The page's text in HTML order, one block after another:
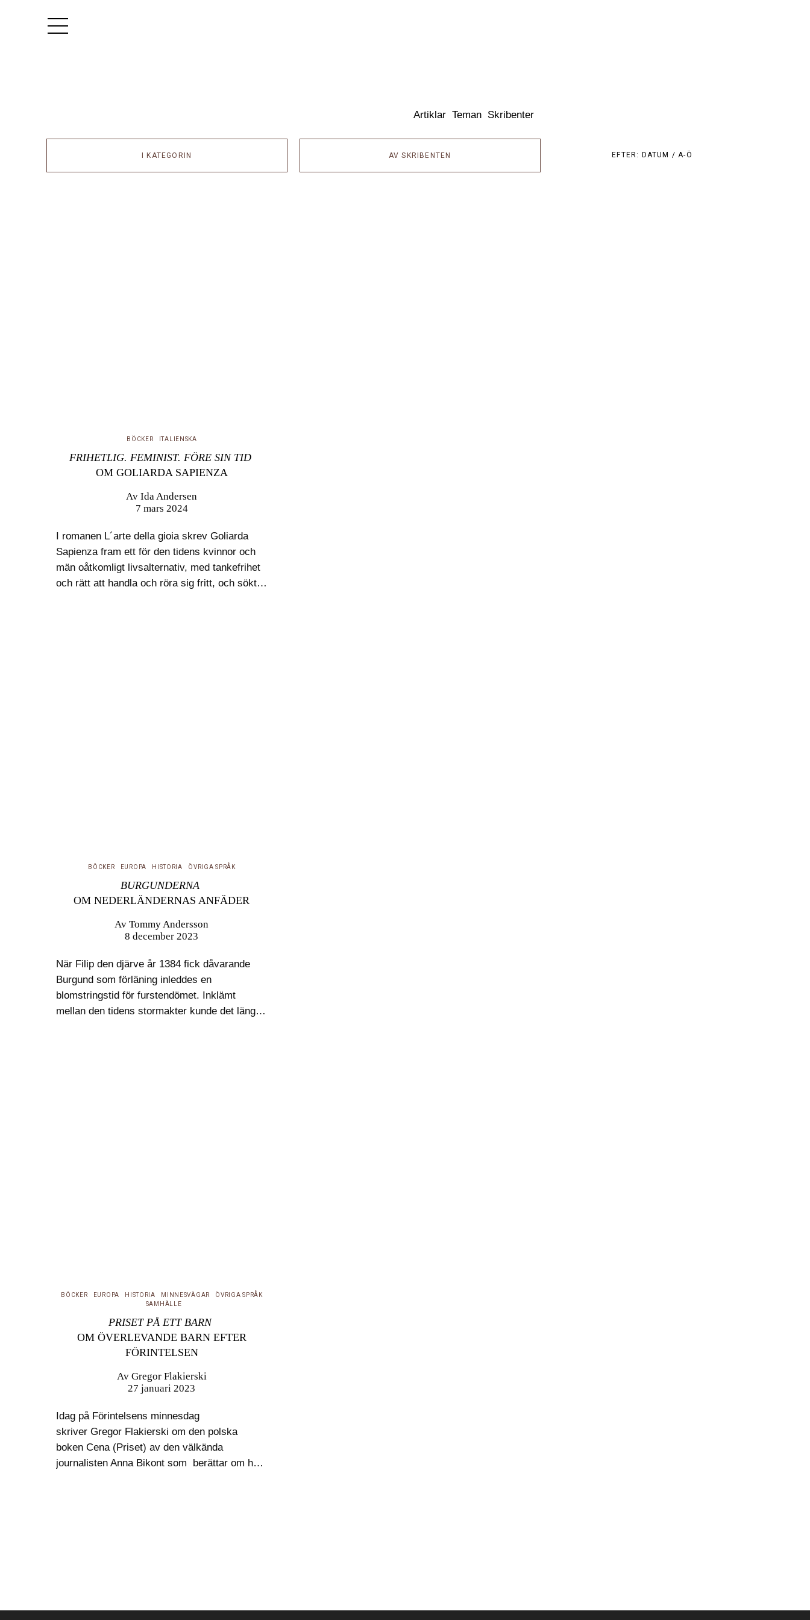
Artiklar Teman Skribenter
I KATEGORIN AV SKRIBENTEN EFTER: DATUM / A-Ö
BÖCKER ITALIENSKA
FRIHETLIG. FEMINIST. FÖRE SIN TID
OM GOLIARDA SAPIENZA
AvIda Andersen
7 mars 2024
I romanen L´arte della gioia skrev Goliarda
Sapienza fram ett för den tidens kvinnor och
män oåtkomligt livsalternativ, med tankefrihet
och rätt att handla och röra sig fritt, och sökte
BÖCKER EUROPA HISTORIA ÖVRIGA SPRÅK
BURGUNDERNA
OM NEDERLÄNDERNAS ANFÄDER
AvTommy Andersson
8 december 2023
När Filip den djärve år 1384 fick dåvarande
Burgund som förläning inleddes en
blomstringstid för furstendömet. Inklämt
mellan den tidens stormakter kunde det länge
BÖCKER EUROPA HISTORIA MINNESVÄGAR
ÖVRIGA SPRÅK
SAMHÄLLE
PRISET PÅ ETT BARN
OM ÖVERLEVANDE BARN EFTER
FÖRINTELSEN
Av Gregor Flakierski
27 januari 2023
Idag på Förintelsens minnesdag
skriver Gregor Flakierski om den polska
boken Cena (Priset) av den välkända
journalisten Anna Bikont som berättar om hur